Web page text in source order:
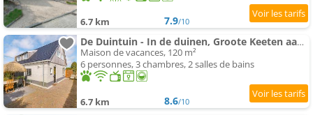
6.7 km 7.9/10
De Duintuin - In de duinen, Groote Keeten aan Zee
Maison de vacances, 120 m²
6 personnes, 3 chambres, 2 salles de bains
6.7 km 8.6/10